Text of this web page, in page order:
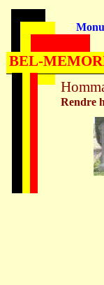
Rendre
BEL-